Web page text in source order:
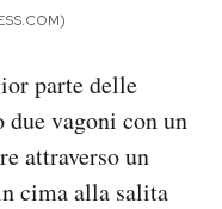
parte delle
vagoni con un
attraverso un
cima alla salita